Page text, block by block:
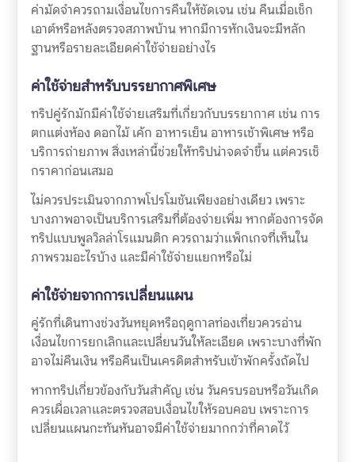
ค่ามัดจำควรถามเงื่อนไขการคืนให้ชัดเจน เช่น คืนเมื่อเช็ก
เอาต์หรือหลังตรวจสภาพบ้าน หากมีการหักเงินจะมีหลัก
ฐานหรือรายละเอียดค่าใช้จ่ายอย่างไร
ค่าใช้จ่ายสำหรับบรรยากาศพิเศษ
ทริปคู่รักมักมีค่าใช้จ่ายเสริมที่เกี่ยวกับบรรยากาศ เช่น การ
ตกแต่งห้อง ดอกไม้ เค้ก อาหารเย็น อาหารเช้าพิเศษ หรือ
บริการถ่ายภาพ สิ่งเหล่านี้ช่วยให้ทริปน่าจดจำขึ้น แต่ควรเช็
กราคาก่อนเสมอ
ไม่ควรประเมินจากภาพโปรโมชันเพียงอย่างเดียว เพราะ
บางภาพอาจเป็นบริการเสริมที่ต้องจ่ายเพิ่ม หากต้องการจัด
ทริปแบบพูลวิลล่าโรแมนติก ควรถามว่าแพ็กเกจที่เห็นใน
ภาพรวมอะไรบ้าง และมีค่าใช้จ่ายแยกหรือไม่
ค่าใช้จ่ายจากการเปลี่ยนแผน
คู่รักที่เดินทางช่วงวันหยุดหรือฤดูกาลท่องเที่ยวควรอ่าน
เงื่อนไขการยกเลิกและเปลี่ยนวันให้ละเอียด เพราะบางที่พัก
อาจไม่คืนเงิน หรือคืนเป็นเครดิตสำหรับเข้าพักครั้งถัดไป
หากทริปเกี่ยวข้องกับวันสำคัญ เช่น วันครบรอบหรือวันเกิด
ควรเผื่อเวลาและตรวจสอบเงื่อนไขให้รอบคอบ เพราะการ
เปลี่ยนแผนกะทันหันอาจมีค่าใช้จ่ายมากกว่าที่คาดไว้